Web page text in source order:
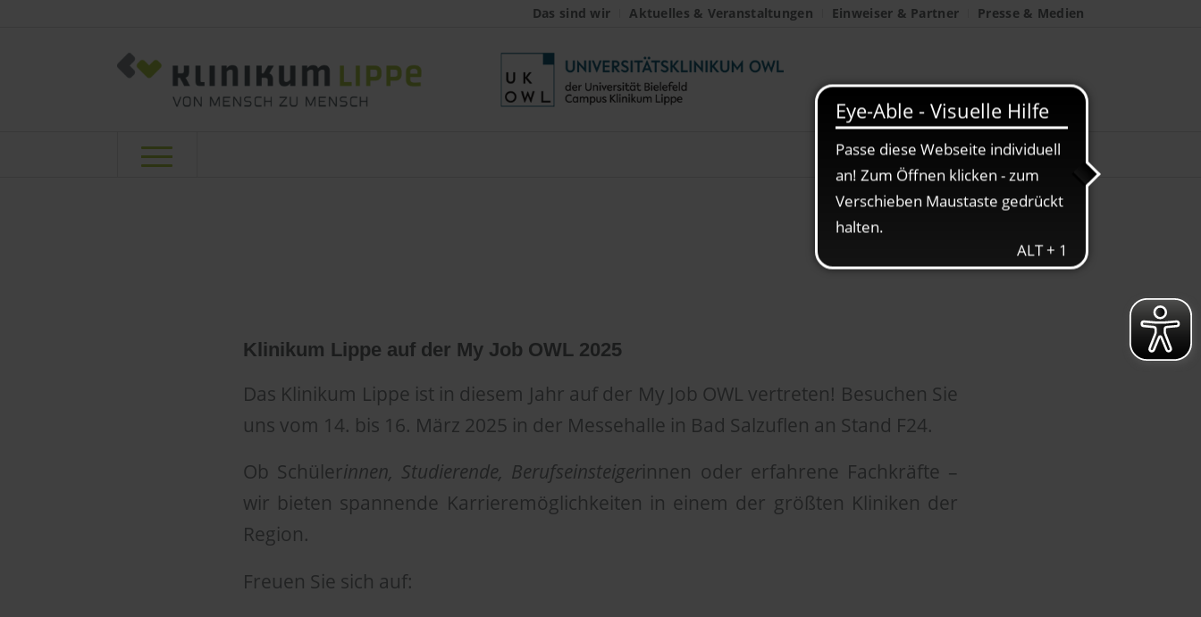
Das sind wir Aktuelles & Veranstaltungen Einweiser & Partner Presse & Medien
Klinikum Lippe auf der My Job OWL
Klinikum Lippe auf der My Job OWL 2025
Das Klinikum Lippe ist in diesem Jahr auf der My Job OWL vertreten! Besuchen Sie
uns vom 14. bis 16. März 2025 in der Messehalle in Bad Salzuflen an Stand F24.
Ob Schülerinnen, Studierende, Berufseinsteigerinnen oder erfahrene Fachkräfte –
wir bieten spannende Karrieremöglichkeiten in einem der größten Kliniken der
Region.
Freuen Sie sich auf: